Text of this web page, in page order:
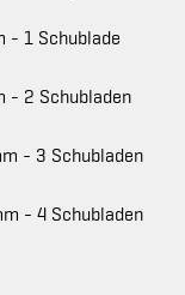
- 1 Schublade
- 2 Schubladen
- 3 Schubladen
- 4 Schubladen